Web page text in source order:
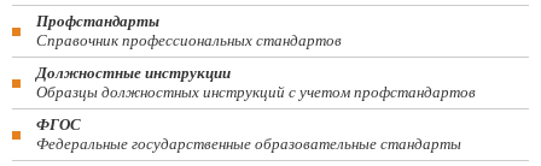
Профстандарты
Справочник профессиональных стандартов
Должностные инструкции
Образцы должностных инструкций с учетом профстандартов
ФГОС
Федеральные государственные образовательные стандарты